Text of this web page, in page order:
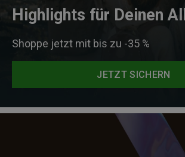
Highlights für Deinen
Shoppe jetzt mit bis zu -35 %
JETZT SICHERN